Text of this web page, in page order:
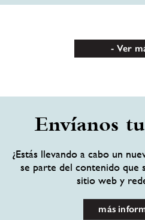
Ver
Envíanos
¿Estás llevando a cabo un
se parte del contenido que
sitio web y
más